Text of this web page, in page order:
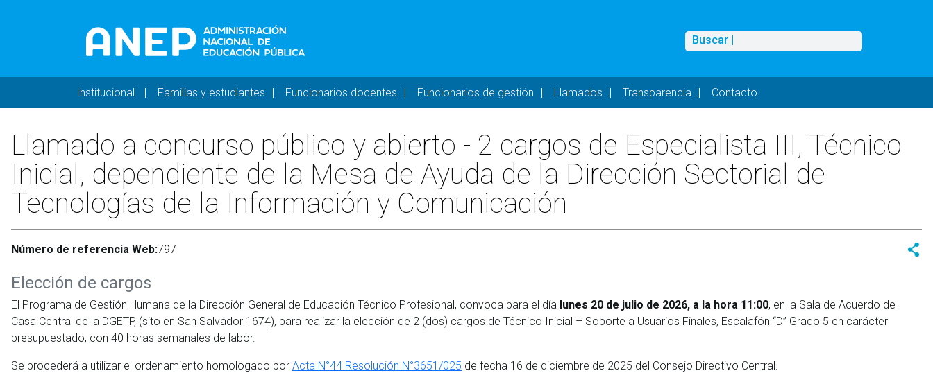
Buscar
Buscar |
Navegación principal - DESKTOP
Institucional Familias y estudiantes Funcionarios docentes Funcionarios de gestión Llamados Transparencia Contacto
Llamado a concurso público y abierto - 2 cargos de Especialista III, Técnico
Inicial, dependiente de la Mesa de Ayuda de la Dirección Sectorial de
Tecnologías de la Información y Comunicación
Número de referencia Web:797
Elección de cargos
El Programa de Gestión Humana de la Dirección General de Educación Técnico Profesional, convoca para el día lunes 20 de julio de 2026, a la hora 11:00, en la Sala de Acuerdo de
Casa Central de la DGETP, (sito en San Salvador 1674), para realizar la elección de 2 (dos) cargos de Técnico Inicial – Soporte a Usuarios Finales, Escalafón “D” Grado 5 en carácter
presupuestado, con 40 horas semanales de labor.
Se procederá a utilizar el ordenamiento homologado por Acta N°44 Resolución N°3651/025 de fecha 16 de diciembre de 2025 del Consejo Directivo Central.